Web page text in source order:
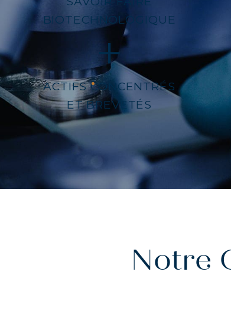
COLLAGÈNE POUR
COLLAGÈNE :
COLLAGÈNE :
BIOTECHNOLOGIQUE
ACTIFS CONCENTRÉS
ET BREVETÉS
Notre